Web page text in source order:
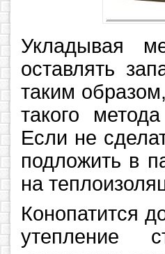
Укладывая
оставлять
таким
такого
Если не
подложить в
на
Конопатится
утепление